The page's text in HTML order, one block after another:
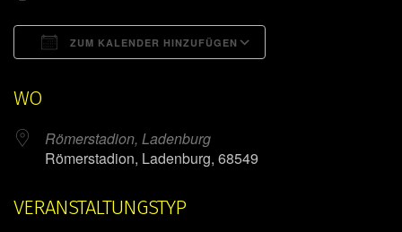
ZUM KALENDER HINZUFÜGEN
WO
Römerstadion, Ladenburg
Römerstadion, Ladenburg, 68549
VERANSTALTUNGSTYP